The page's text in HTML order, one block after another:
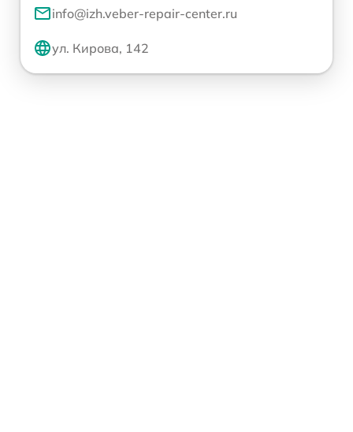
info@izh.veber-repair-center.ru
ул. Кирова, 142